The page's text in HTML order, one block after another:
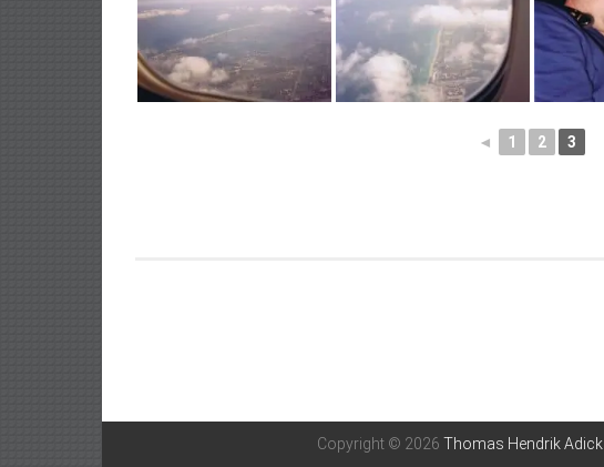
◄ 1 2 3
Copyright © 2026 Thomas Hendrik Adick